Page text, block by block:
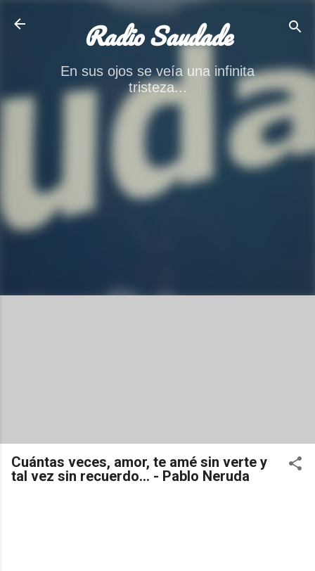
Radio Saudade
En sus ojos se veía una infinita
tristeza...
Cuántas veces, amor, te amé sin verte y
tal vez sin recuerdo... - Pablo Neruda